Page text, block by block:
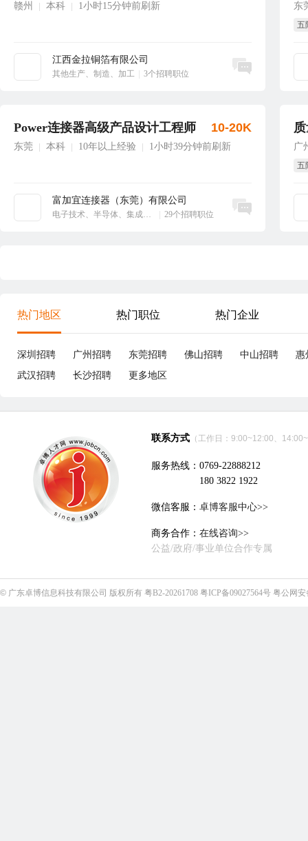
赣州 本科 1小时15分钟前刷新
江西金拉铜箔有限公司
其他生产、制造、加工 3个招聘职位
立即沟通
东
五
Power连接器高级产品设计工程师
东莞 本科 10年以上经验 1小时39分钟前刷新
富加宜连接器（东莞）有限公司
电子技术、半导体、集成电路 29个招聘职位
10-20K
立即沟通
广
五
热门地区 热门职位 热门企业
深圳招聘 广州招聘 东莞招聘 佛山招聘 中山招聘
惠
武汉招聘
长沙招聘 更多地区
联系方式 （工作日：9:00~12:00、
服务热线：0769-22888212
180 3822 1922
微信客服： 卓博客服中心>>
商务合作： 在线咨询>>
公益/政府/事业单位合作专属
© 广东卓博信息科技有限公司 版权所有 粤B2-20261708 粤ICP备09027564号 粤公网安